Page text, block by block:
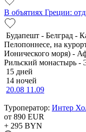
В объятиях Греции:
Будапешт - Белград -
Пелопоннесе, на
Ионического моря) -
Рильский монастырь -
15 дней
14 ночей
20.08 11.09
Туроператор: Интер
от 890 EUR
+ 295 BYN